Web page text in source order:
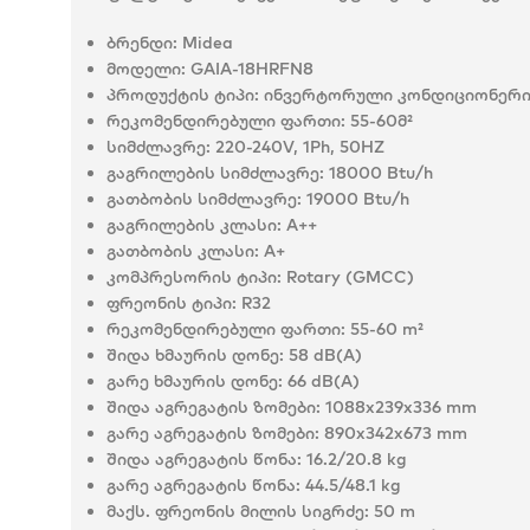
ბრენდი: Midea
მოდელი: GAIA-18HRFN8
პროდუქტის ტიპი: ინვერტორული კონდიციონერი
რეკომენდირებული ფართი: 55-60მ²
სიმძლავრე: 220-240V, 1Ph, 50HZ
გაგრილების სიმძლავრე: 18000 Btu/h
გათბობის სიმძლავრე: 19000 Btu/h
გაგრილების კლასი: A++
გათბობის კლასი: A+
კომპრესორის ტიპი: Rotary (GMCC)
ფრეონის ტიპი: R32
რეკომენდირებული ფართი: 55-60 m²
შიდა ხმაურის დონე: 58 dB(A)
გარე ხმაურის დონე: 66 dB(A)
შიდა აგრეგატის ზომები: 1088x239x336 mm
გარე აგრეგატის ზომები: 890x342x673 mm
შიდა აგრეგატის წონა: 16.2/20.8 kg
გარე აგრეგატის წონა: 44.5/48.1 kg
მაქს. ფრეონის მილის სიგრძე: 50 m